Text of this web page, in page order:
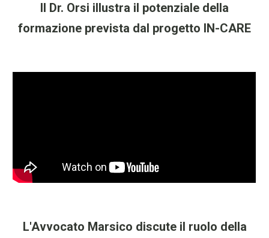
Il Dr. Orsi illustra il potenziale della
formazione prevista dal progetto IN-CARE
L'Avvocato Marsico discute il ruolo della